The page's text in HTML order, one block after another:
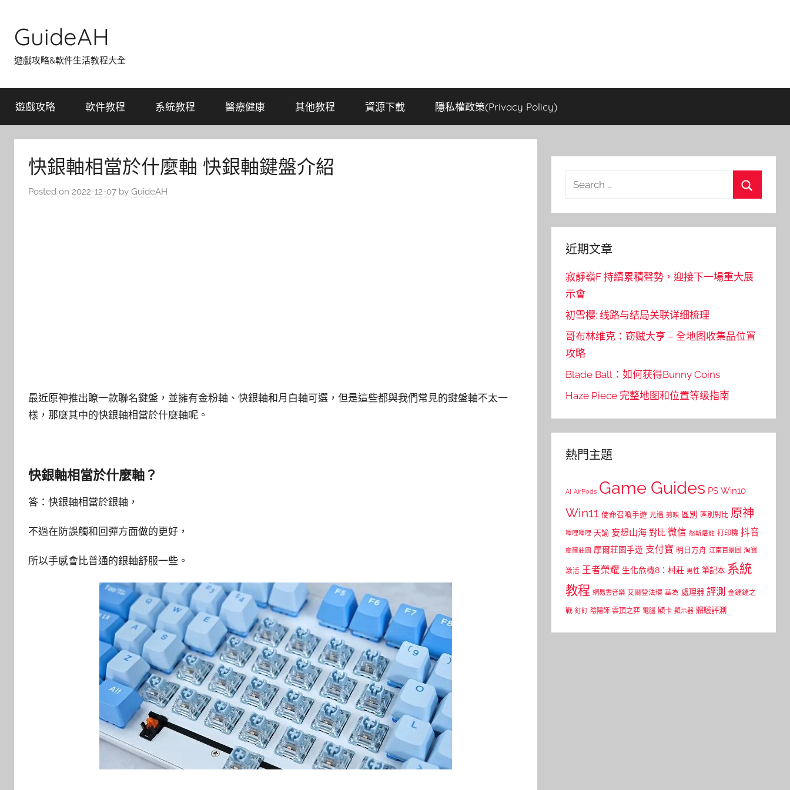
content
GuideAH
遊戲攻略&軟件生活教程大全
遊戲攻略 軟件教程 系統教程 醫療健康 其他教程 資源下載 隱私權政策(Privacy Policy)
快銀軸相當於什麼軸 快銀軸鍵盤介紹
Posted on 2022-12-07 by GuideAH
最近原神推出瞭一款聯名鍵盤，並擁有金粉軸、快銀軸和月白軸可選，但是這些都與我們常見的鍵盤軸不太一
樣，那麼其中的快銀軸相當於什麼軸呢。
快銀軸相當於什麼軸？
答：快銀軸相當於銀軸，
不過在防誤觸和回彈方面做的更好，
所以手感會比普通的銀軸舒服一些。
Search
近期文章
寂靜嶺F 持續累積聲勢，迎接下一場重大展
示會
初雪樱: 线路与结局关联详细梳理
哥布林维克：窃贼大亨 – 全地图收集品位置
攻略
Blade Ball：如何获得Bunny Coins
Haze Piece 完整地图和位置等级指南
熱門主題
AI AirPods Game Guides PS Win10
Win11 使命召喚手遊 光遇 剪映 區別 區別對比 原神
嗶哩嗶哩 天諭 妄想山海 對比 微信 怒斬屠龍 打印機 抖音
摩爾莊園 摩爾莊園手遊 支付寶 明日方舟 江南百景圖 淘寶
激活 王者榮耀 生化危機8：村莊 男性 筆記本 系統
教程 網易雲音樂 艾爾登法環 華為 處理器 評測 金鏟鏟之
戰 釘釘 陰陽師 雲頂之弈 電腦 顯卡 顯示器 體驗評測